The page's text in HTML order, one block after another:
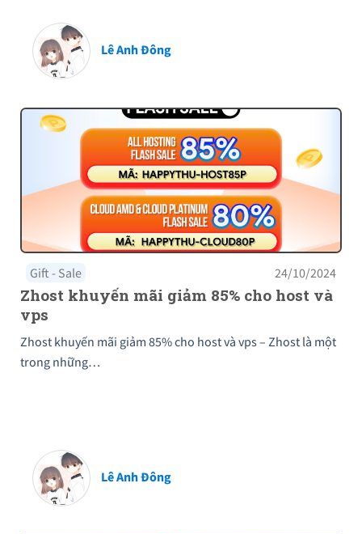
Lê Anh Đông
Gift - Sale 24/10/2024
Zhost khuyến mãi giảm 85% cho host và
vps
Zhost khuyến mãi giảm 85% cho host và vps – Zhost là một
trong những…
Lê Anh Đông